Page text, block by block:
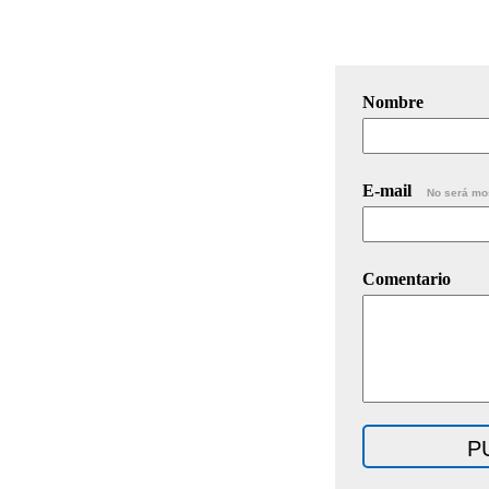
Nombre
E-mail No será
Comentario